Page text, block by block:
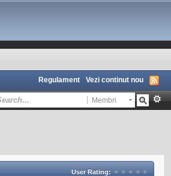
Regulament Vezi continut nou
Membri
User Rating: